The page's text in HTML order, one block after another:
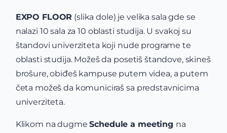
EXPO FLOOR (slika dole) je velika sala gde se
nalazi 10 sala za 10 oblasti studija. U svakoj su
štandovi univerziteta koji nude programe te
oblasti studija. Možeš da posetiš štandove, skineš
brošure, obiđeš kampuse putem videa, a putem
četa možeš da komuniciraš sa predstavnicima
univerziteta.
Klikom na dugmeSchedule a meeting na